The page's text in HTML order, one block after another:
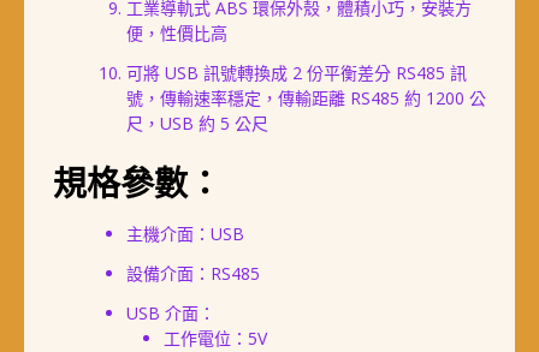
工業導軌式 ABS 環保外殼，體積小巧，安裝方
便，性價比高
可將 USB 訊號轉換成 2 份平衡差分 RS485 訊
號，傳輸速率穩定，傳輸距離 RS485 約 1200 公
尺，USB 約 5 公尺
規格參數：
主機介面：USB
設備介面：RS485
USB 介面：
工作電位：5V